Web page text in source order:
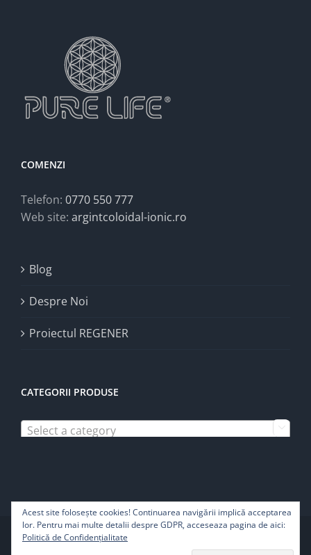
COMENZI
Telefon: 0770 550 777
Web site: argintcoloidal-ionic.ro
Blog
Despre Noi
Proiectul REGENER
CATEGORII PRODUSE
Select a category 
Copyright 2022 | Pure Life SRL - Toate drepturile rezervate
Acest site foloseşte cookies! Continuarea navigării implică acceptarea
lor. Pentru mai multe detalii despre GDPR, acceseaza pagina de aici:
Politică de Confidențialitate